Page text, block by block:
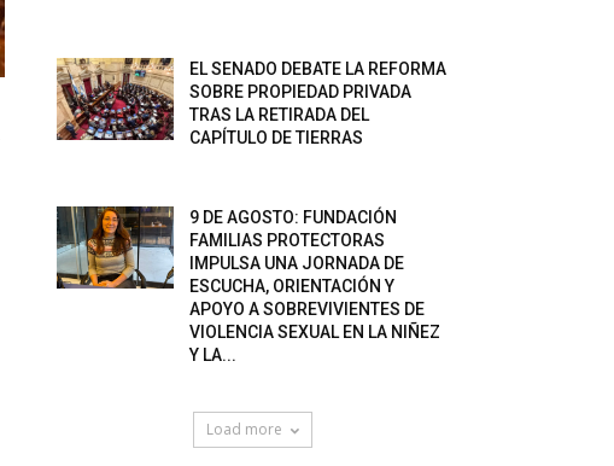
EL SENADO DEBATE LA REFORMA
SOBRE PROPIEDAD PRIVADA
TRAS LA RETIRADA DEL
CAPÍTULO DE TIERRAS
9 DE AGOSTO: FUNDACIÓN
FAMILIAS PROTECTORAS
IMPULSA UNA JORNADA DE
ESCUCHA, ORIENTACIÓN Y
APOYO A SOBREVIVIENTES DE
VIOLENCIA SEXUAL EN LA NIÑEZ
Y LA...
Load more